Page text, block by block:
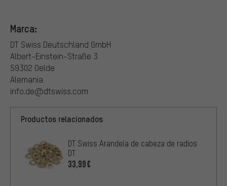
Marca:
DT Swiss Deutschland GmbH
Albert-Einstein-Straße 3
59302 Oelde
Alemania
info.de@dtswiss.com
Productos relacionados
DT Swiss Arandela de cabeza de radios
DT
33,99€